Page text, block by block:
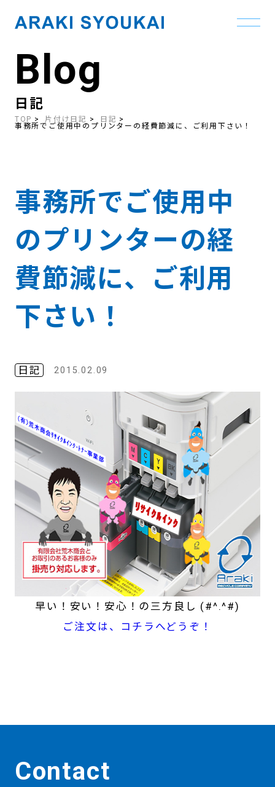
contentBlog
日記
TOP 片付け日記 日記
事務所でご使用中のプリンターの経費節減に、ご利用下さい！
事務所でご使用中
のプリンターの経
費節減に、ご利用
下さい！
日記 2015.02.09
早い！安い！安心！の三方良し (#^.^#)
ご注文は、コチラへどうぞ！
Contact